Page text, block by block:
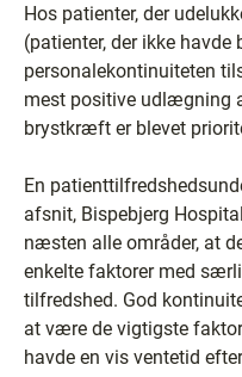
Hos patienter, der
(patienter, der ikke
personalekontinuiteten
mest positive udlægning
brystkræft er blevet
En
afsnit, Bispebjerg
næsten alle områder, at
enkelte faktorer med
tilfredshed. God
at være de vigtigste
havde en vis ventetid